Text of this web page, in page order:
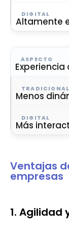
Altamente
Menos
Más
Ventajas
empresas
1. Agilidad